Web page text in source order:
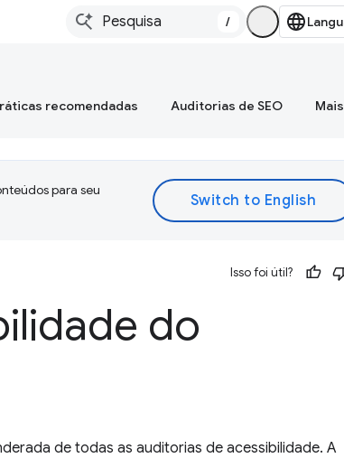
/
recomendadas Auditorias de SEO Mais
para seu
Isso foi útil?
do
de todas as auditorias de acessibilidade. A